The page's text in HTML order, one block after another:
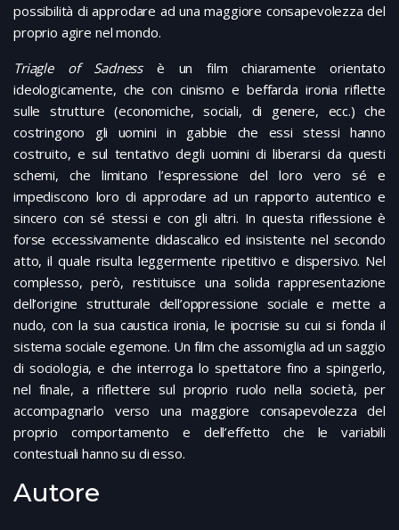
possibilità di approdare ad una maggiore consapevolezza del
proprio agire nel mondo.
Triagle of Sadnessè un film chiaramente orientato
ideologicamente, che con cinismo e beffarda ironia riflette
sulle strutture (economiche, sociali, di genere, ecc.) che
costringono gli uomini in gabbie che essi stessi hanno
costruito, e sul tentativo degli uomini di liberarsi da questi
schemi, che limitano l’espressione del loro vero sé e
impediscono loro di approdare ad un rapporto autentico e
sincero con sé stessi e con gli altri. In questa riflessione è
forse eccessivamente didascalico ed insistente nel secondo
atto, il quale risulta leggermente ripetitivo e dispersivo. Nel
complesso, però, restituisce una solida rappresentazione
dell’origine strutturale dell’oppressione sociale e mette a
nudo, con la sua caustica ironia, le ipocrisie su cui si fonda il
sistema sociale egemone. Un film che assomiglia ad un saggio
di sociologia, e che interroga lo spettatore fino a spingerlo,
nel finale, a riflettere sul proprio ruolo nella società, per
accompagnarlo verso una maggiore consapevolezza del
proprio comportamento e dell’effetto che le variabili
contestuali hanno su di esso.
Autore